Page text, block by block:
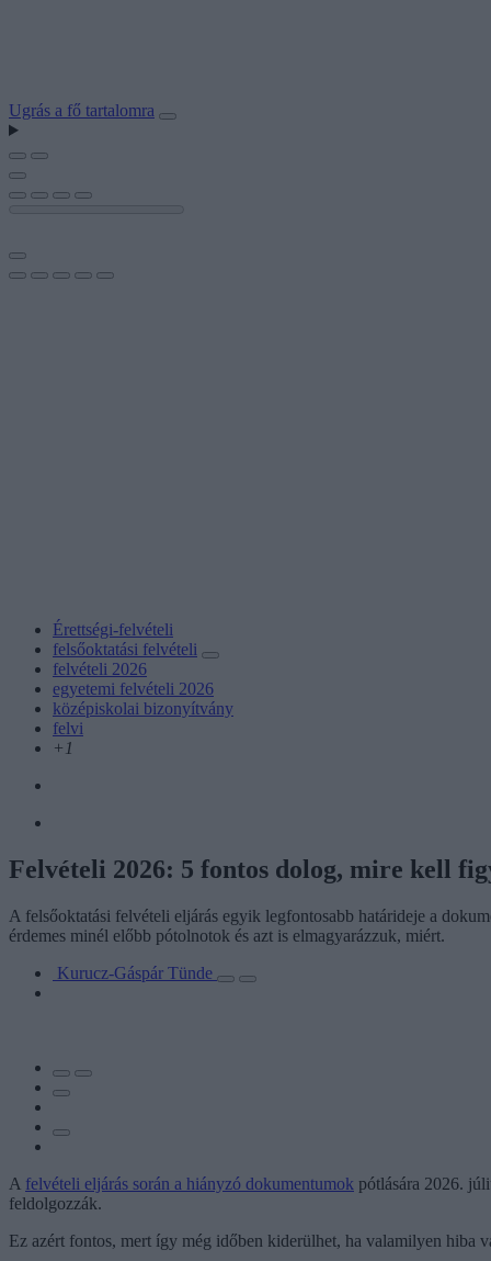
Ugrás a fő tartalomra
Érettségi-felvételi
felsőoktatási felvételi
felvételi 2026
egyetemi felvételi 2026
középiskolai bizonyítvány
felvi
+1
Felvételi 2026: 5 fontos dolog, mire kell
A felsőoktatási felvételi eljárás egyik legfontosabb határideje a
érdemes minél előbb pótolnotok és azt is elmagyarázzuk, miért.
Kurucz-Gáspár Tünde
A felvételi eljárás során a hiányzó dokumentumok pótlására 2026.
feldolgozzák.
Ez azért fontos, mert így még időben kiderülhet, ha valamilyen hiba